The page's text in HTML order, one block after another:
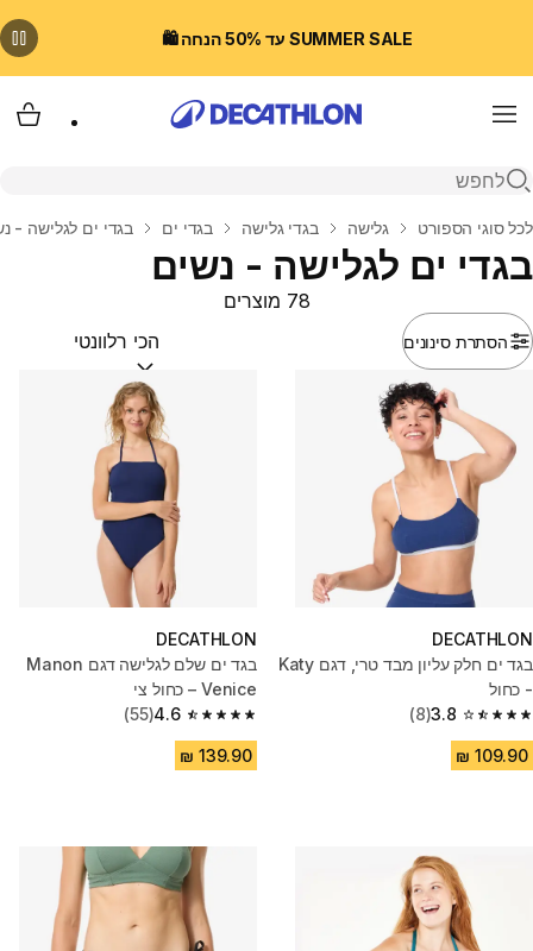
SUMMER SALE עד 50% הנחה 🛍️
Menu
פתיחת חיפוש
בית
לכל סוגי הספורט גלישה בגדי גלישה בגדי ים בגדי ים לגלישה -
בגדי ים לגלישה - נשים
הסתרת סינונים
78 מוצרים
מיין לפי:(optional)
DECATHLON
בגד ים חלק עליון מבד טרי, דגם Katy
- כחול
3.8
3.8 out of 5 stars from 8 reviews
(8)
DECATHLON
בגד ים שלם לגלישה דגם Manon
Venice – כחול צי
4.6
4.6 out of 5 stars from 55 reviews
(55)